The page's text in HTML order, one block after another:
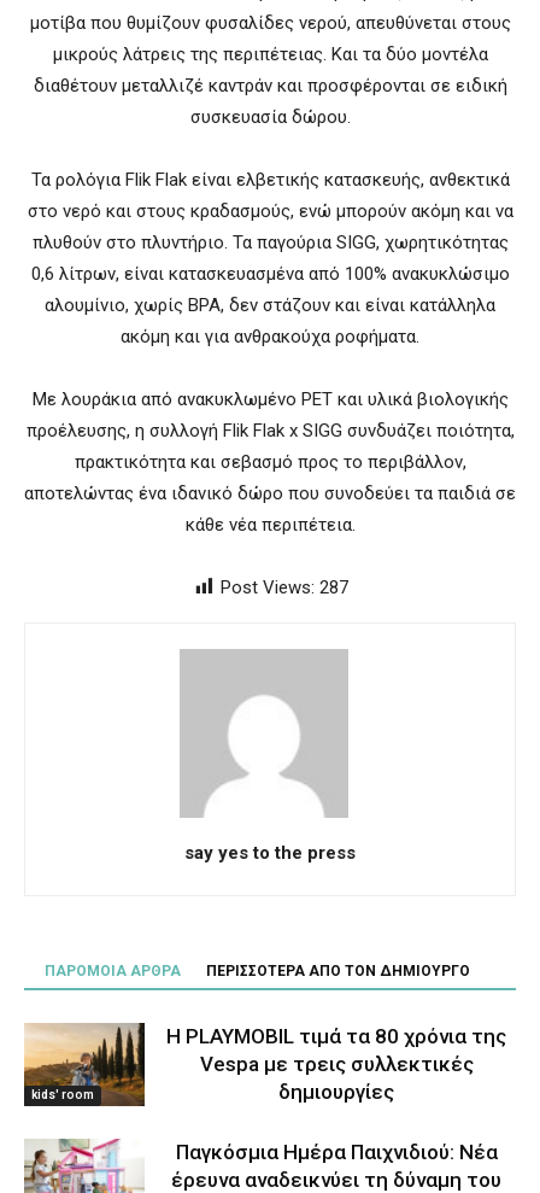
μοτίβα που θυμίζουν φυσαλίδες νερού, απευθύνεται στους
μικρούς λάτρεις της περιπέτειας. Και τα δύο μοντέλα
διαθέτουν μεταλλιζέ καντράν και προσφέρονται σε ειδική
συσκευασία δώρου.
Τα ρολόγια Flik Flak είναι ελβετικής κατασκευής, ανθεκτικά
στο νερό και στους κραδασμούς, ενώ μπορούν ακόμη και να
πλυθούν στο πλυντήριο. Τα παγούρια SIGG, χωρητικότητας
0,6 λίτρων, είναι κατασκευασμένα από 100% ανακυκλώσιμο
αλουμίνιο, χωρίς BPA, δεν στάζουν και είναι κατάλληλα
ακόμη και για ανθρακούχα ροφήματα.
Με λουράκια από ανακυκλωμένο PET και υλικά βιολογικής
προέλευσης, η συλλογή Flik Flak x SIGG συνδυάζει ποιότητα,
πρακτικότητα και σεβασμό προς το περιβάλλον,
αποτελώντας ένα ιδανικό δώρο που συνοδεύει τα παιδιά σε
κάθε νέα περιπέτεια.
Post Views: 287
say yes to the press
ΠΑΡΟΜΟΙΑ ΑΡΘΡΑ ΠΕΡΙΣΣΟΤΕΡΑ ΑΠΟ ΤΟΝ ΔΗΜΙΟΥΡΓΟ
kids' room
Η PLAYMOBIL τιμά τα 80 χρόνια της
Vespa με τρεις συλλεκτικές
δημιουργίες
Παγκόσμια Ημέρα Παιχνιδιού: Νέα
έρευνα αναδεικνύει τη δύναμη του